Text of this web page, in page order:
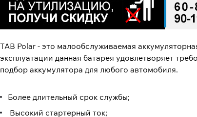
TAB Polar - это малообслуживаемая
эксплуатации данная батарея удовлетворяет
подбор аккумулятора для любого автомобиля.
Более длительный срок службы;
Высокий стартерный ток;